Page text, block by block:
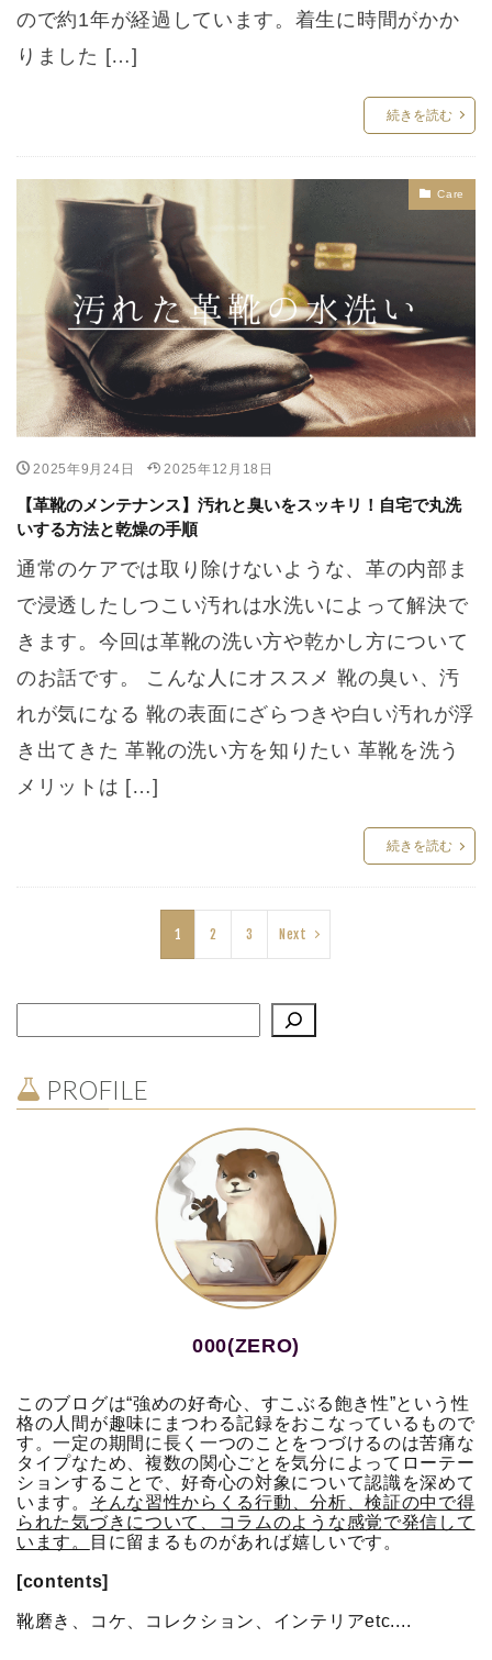
ので約1年が経過しています。着生に時間がかか
りました […]
続きを読む
Care
2025年9月24日 2025年12月18日
【革靴のメンテナンス】汚れと臭いをスッキリ！自宅で丸洗
いする方法と乾燥の手順
通常のケアでは取り除けないような、革の内部ま
で浸透したしつこい汚れは水洗いによって解決で
きます。今回は革靴の洗い方や乾かし方について
のお話です。 こんな人にオススメ 靴の臭い、汚
れが気になる 靴の表面にざらつきや白い汚れが浮
き出てきた 革靴の洗い方を知りたい 革靴を洗う
メリットは […]
続きを読む
1 2 3 Next
PROFILE
000(ZERO)
このブログは“強めの好奇心、すこぶる飽き性”という性
格の人間が趣味にまつわる記録をおこなっているもので
す。一定の期間に長く一つのことをつづけるのは苦痛な
タイプなため、複数の関心ごとを気分によってローテー
ションすることで、好奇心の対象について認識を深めて
います。 そんな習性からくる行動、分析、検証の中で得
られた気づきについて、コラムのような感覚で発信して
います。
目に留まるものがあれば嬉しいです。
[contents]
靴磨き、コケ、コレクション、インテリアetc....